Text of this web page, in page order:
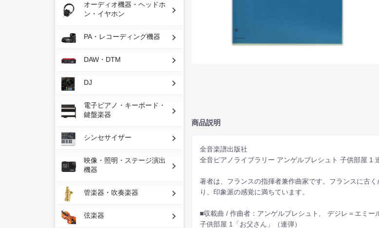
オーディオ機器・ヘッドホ
ン・イヤホン
PA・レコーディング機器
DAW・DTM
DJ
電子ピアノ・キーボード・
鍵盤楽器
シンセサイザー
映像・照明・ステージ演出
機器
管楽器・吹奏楽器
弦楽器
商品説明
全音楽譜出版社
全音ピアノライブラリー アンゲルブレシュト 子供部屋 1
著者は、フランスの指揮者兼作曲家です。フランスに古
り、印象派の感覚に満ちています。
■収載曲 / 作曲者：アンゲルブレシュト, デジレ＝エミー
子供部屋 1「お父さん」（連弾）